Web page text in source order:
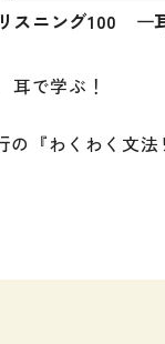
に文法がよくわか
り）
課）・・・初級前
スニング100 ―
耳で学ぶ！
の『わくわく文法